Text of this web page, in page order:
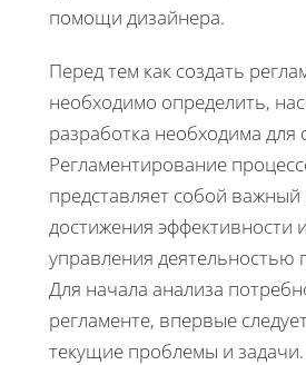
помощи дизайнера.
Перед тем как создать
необходимо определить,
разработка необходима для
Регламентирование
представляет собой важный
достижения эффективности
управления деятельностью
Для начала анализа
регламенте, впервые
текущие проблемы и